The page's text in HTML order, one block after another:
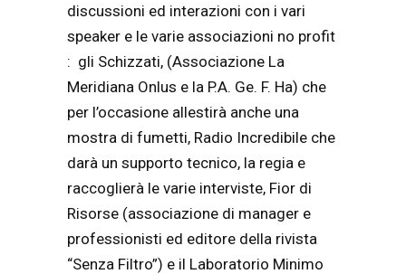
discussioni ed interazioni con i vari
speaker e le varie associazioni no profit
: gli Schizzati, (Associazione La
Meridiana Onlus e la P.A. Ge. F. Ha) che
per l’occasione allestirà anche una
mostra di fumetti, Radio Incredibile che
darà un supporto tecnico, la regia e
raccoglierà le varie interviste, Fior di
Risorse (associazione di manager e
professionisti ed editore della rivista
“Senza Filtro”) e il Laboratorio Minimo